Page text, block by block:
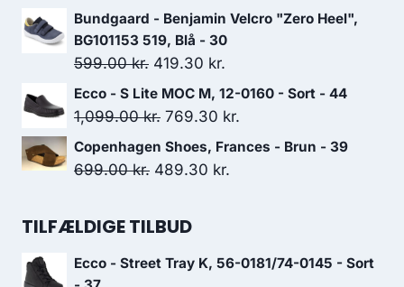
699.00 kr..489.30 kr..
oprindelige
pris
var:
1,300.00 kr..
aktuelle
910.00 kr..
Bundgaard - Benjamin Velcro "Zero Heel",
BG101153 519, Blå - 30
599.00kr. Den
oprindelige
pris
599.00 kr..
419.30 kr.
aktuelle
pris
Ecco - S Lite MOC M, 12-0160 - Sort - 44
1,099.00kr. Den
oprindelige
pris
769.30 kr.
aktuelle
Copenhagen Shoes, Frances - Brun - 39
699.00kr. Den
pris
699.00 kr..
489.30 kr.
489.30 kr..
TILFÆLDIGE TILBUD
Ecco - Street Tray K, 56-0181/74-0145 - Sort